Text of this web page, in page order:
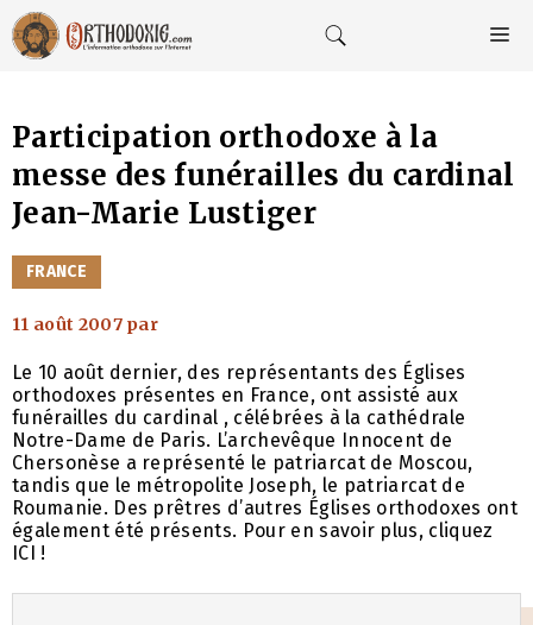
Aller
au
contenu
Participation orthodoxe à la
messe des funérailles du cardinal
Jean-Marie Lustiger
CATÉGORIES
FRANCE
11 août 2007 par
Le 10 août dernier, des représentants des Églises
orthodoxes présentes en France, ont assisté aux
funérailles du cardinal , célébrées à la cathédrale
Notre-Dame de Paris. L’archevêque Innocent de
Chersonèse a représenté le patriarcat de Moscou,
tandis que le métropolite Joseph, le patriarcat de
Roumanie. Des prêtres d’autres Églises orthodoxes ont
également été présents. Pour en savoir plus, cliquez
ICI !